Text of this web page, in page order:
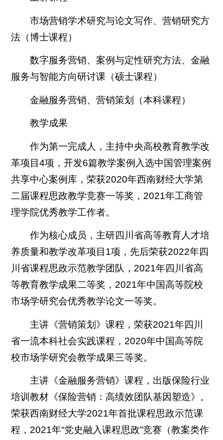
市场营销学术研究与论文写作、营销研究方
法（博士课程）
数字服务营销、案例与定性研究方法、金融
服务与智能方向研讨课（硕士课程）
金融服务营销、营销策划（本科课程）
教学成果
作为第一完成人，主持中央高校教育教学改
革项目4项，开发6篇教学案例入选中国管理案例
共享中心案例库，荣获2020年西南财经大学第
二届课程思政教学竞赛一等奖，2021年工商管
理学院优秀教学工作者。
作为核心成员，主研四川省高等教育人才培
养质量和教学改革项目1项，先后荣获2022年四
川省课程思政示范教学团队，2021年四川省高
等教育教学成果二等奖，2021年中国高等院校
市场学研究会优秀教学论文一等奖。
主讲《营销策划》课程，荣获2021年四川
省一流本科社会实践课程，2020年中国高等院
校市场学研究会教学成果三等奖。
主讲《金融服务营销》课程，出版保险行业
培训教材《保险营销：高绩效团队基因塑造》。
荣获西南财经大学2021年首批课程思政示范课
程，2021年“党史融入课程思政”竞赛（教案类作